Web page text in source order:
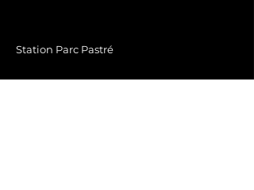
Station Parc Pastré